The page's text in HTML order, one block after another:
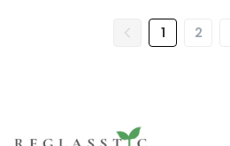
1 2